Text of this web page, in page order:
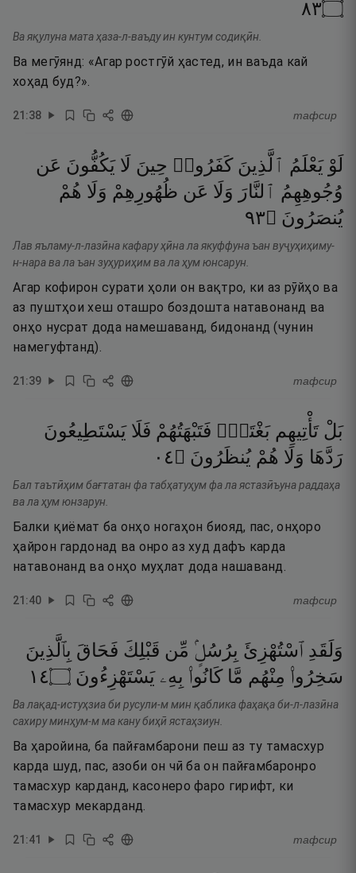
۝٣٨
Ва яқулуна мата ҳаза-л-ваъду ин кунтум содиқӣн.
Ва мегӯянд: «Агар ростгӯй ҳастед, ин ваъда кай
хоҳад буд?».
21:38 тафсир
لَوْ يَعْلَمُ ٱلَّذِينَ كَفَرُوا۟ حِينَ لَا يَكُفُّونَ عَن
وُجُوهِهِمُ ٱلنَّارَ وَلَا عَن ظُهُورِهِمْ وَلَا هُمْ
يُنصَرُونَ ۝٣٩
Лав яъламу-л-лазӣна кафару ҳӣна ла якуффуна ъан вуҷуҳиҳиму-
н-нара ва ла ъан зуҳуриҳим ва ла ҳум юнсарун.
Агар кофирон сурати ҳоли он вақтро, ки аз рӯйҳо ва
аз пуштҳои хеш оташро боздошта натавонанд ва
онҳо нусрат дода намешаванд, бидонанд (чунин
намегуфтанд).
21:39 тафсир
بَلْ تَأْتِيهِم بَغْتَةًۭ فَتَبْهَتُهُمْ فَلَا يَسْتَطِيعُونَ
رَدَّهَا وَلَا هُمْ يُنظَرُونَ ۝٤٠
Бал таътӣҳим бағтатан фа табҳатуҳум фа ла ястазӣъуна раддаҳа
ва ла ҳум юнзарун.
Балки қиёмат ба онҳо ногаҳон биояд, пас, онҳоро
ҳайрон гардонад ва онро аз худ дафъ карда
натавонанд ва онҳо муҳлат дода нашаванд.
21:40 тафсир
وَلَقَدِ ٱسْتُهْزِئَ بِرُسُلٍۢ مِّن قَبْلِكَ فَحَاقَ بِٱلَّذِينَ
سَخِرُوا۟ مِنْهُم مَّا كَانُوا۟ بِهِۦ يَسْتَهْزِءُونَ ۝٤١
Ва лақад-истуҳзиа би русули-м мин қаблика фаҳақа би-л-лазӣна
сахиру минҳум-м ма кану биҳӣ ястаҳзиун.
Ва ҳаройина, ба пайғамбарони пеш аз ту тамасхур
карда шуд, пас, азоби он чӣ ба он пайғамбаронро
тамасхур карданд, касонеро фаро гирифт, ки
тамасхур мекарданд.
21:41 тафсир